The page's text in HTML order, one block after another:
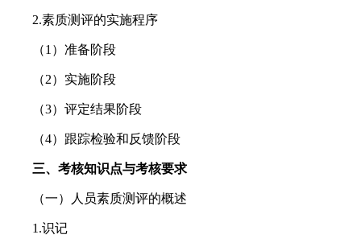
2.素质测评的实施程序
（1）准备阶段
（2）实施阶段
（3）评定结果阶段
（4）跟踪检验和反馈阶段
三、考核知识点与考核要求
（一）人员素质测评的概述
1.识记